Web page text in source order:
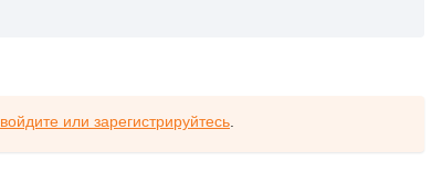
войдите или зарегистрируйтесь